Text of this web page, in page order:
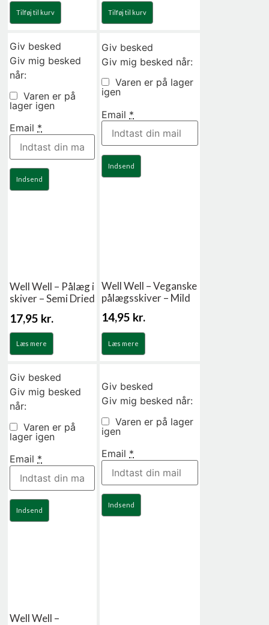
Tilføj til kurv Tilføj til kurv
Giv besked
Giv mig besked
når:
Varen er på
lager igen
Email *
Indsend
Well Well – Pålæg i
skiver – Semi Dried
17,95 kr.
Læs mere
Giv besked
Giv mig besked når:
Varen er på lager
igen
Email *
Indsend
Well Well – Veganske
pålægsskiver – Mild
14,95 kr.
Læs mere
Giv besked
Giv mig besked
når:
Varen er på
lager igen
Email *
Indsend
Well Well –
Giv besked
Giv mig besked når:
Varen er på lager
igen
Email *
Indsend